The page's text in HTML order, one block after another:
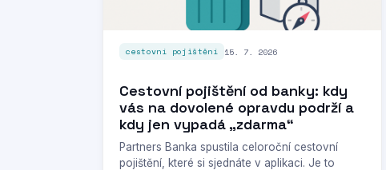
cestovní pojištění 15. 7. 2026
Cestovní pojištění od banky: kdy
vás na dovolené opravdu podrží a
kdy jen vypadá „zdarma“
Partners Banka spustila celoroční cestovní
pojištění, které si sjednáte v aplikaci. Je to